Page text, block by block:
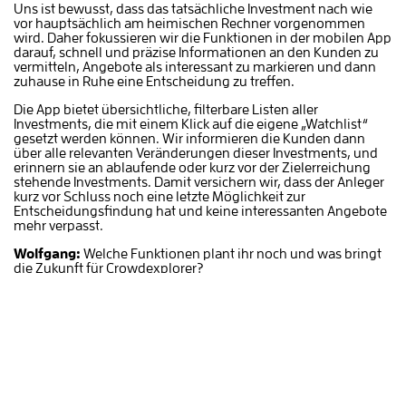
Uns ist bewusst, dass das tatsächliche Investment nach wie
vor hauptsächlich am heimischen Rechner vorgenommen
wird. Daher fokussieren wir die Funktionen in der mobilen App
darauf, schnell und präzise Informationen an den Kunden zu
vermitteln, Angebote als interessant zu markieren und dann
zuhause in Ruhe eine Entscheidung zu treffen.
Die App bietet übersichtliche, filterbare Listen aller
Investments, die mit einem Klick auf die eigene „Watchlist“
gesetzt werden können. Wir informieren die Kunden dann
über alle relevanten Veränderungen dieser Investments, und
erinnern sie an ablaufende oder kurz vor der Zielerreichung
stehende Investments. Damit versichern wir, dass der Anleger
kurz vor Schluss noch eine letzte Möglichkeit zur
Entscheidungsfindung hat und keine interessanten Angebote
mehr verpasst.
Wolfgang: Welche Funktionen plant ihr noch und was bringt
die Zukunft für Crowdexplorer?